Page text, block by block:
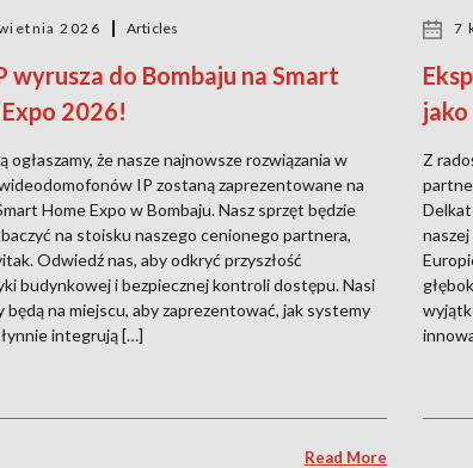
2026 Articles
wyrusza do Bombaju na Smart
2026!
ogłaszamy, że nasze najnowsze rozwiązania w
IP zostaną zaprezentowane na
Home Expo w Bombaju. Nasz sprzęt będzie
na stoisku naszego cenionego partnera,
Odwiedź nas, aby odkryć przyszłość
budynkowej i bezpiecznej kontroli dostępu. Nasi
będą na miejscu, aby zaprezentować, jak systemy
integrują […]
Read More
7
Z